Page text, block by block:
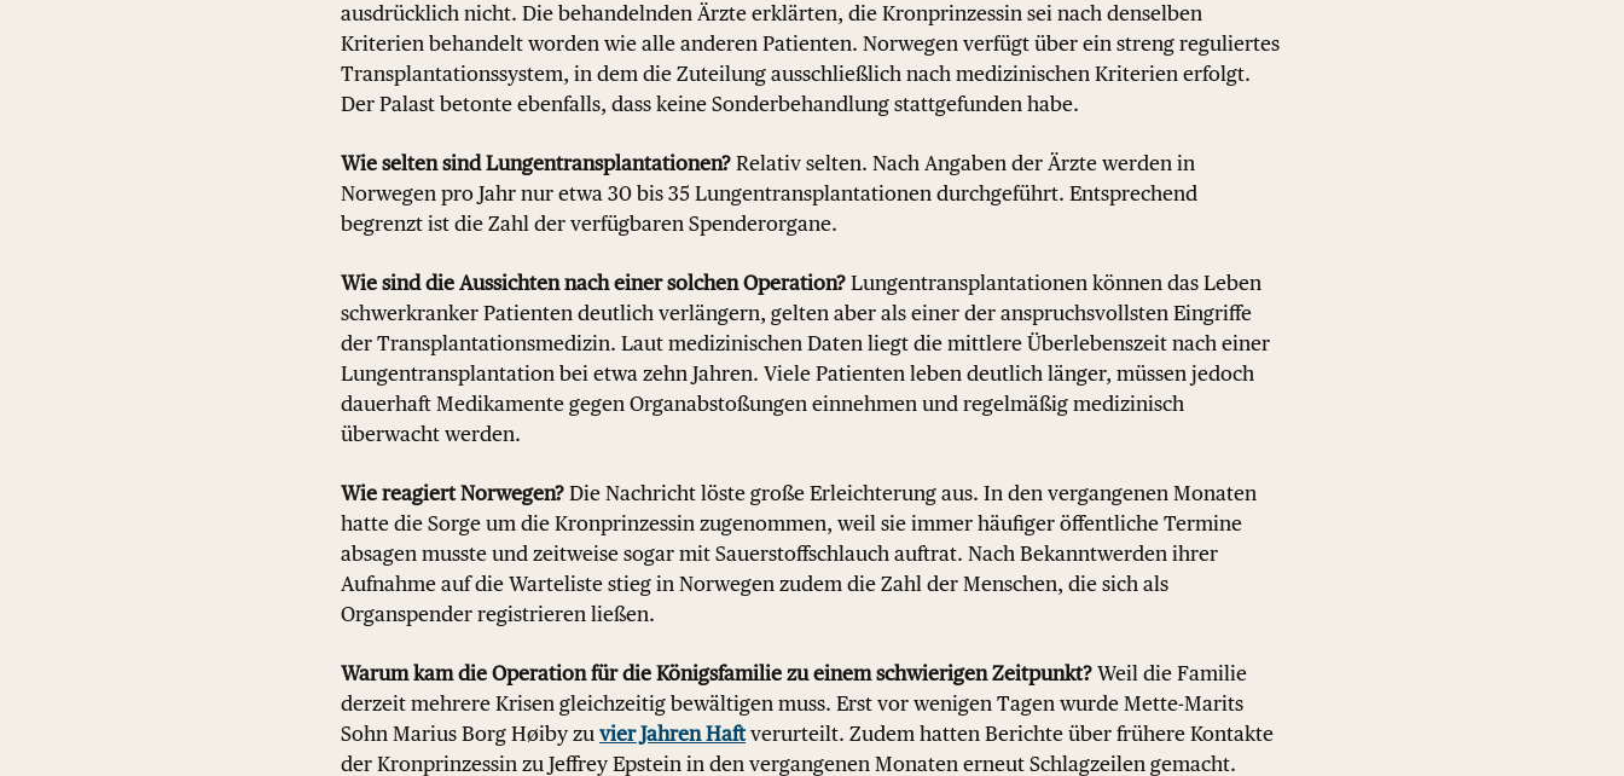
ausdrücklich nicht. Die behandelnden Ärzte erklärten, die Kronprinzessin sei nach denselben
Kriterien behandelt worden wie alle anderen Patienten. Norwegen verfügt über ein streng reguliertes
Transplantationssystem, in dem die Zuteilung ausschließlich nach medizinischen Kriterien erfolgt.
Der Palast betonte ebenfalls, dass keine Sonderbehandlung stattgefunden habe.
Wie selten sind Lungentransplantationen? Relativ selten. Nach Angaben der Ärzte werden in
Norwegen pro Jahr nur etwa 30 bis 35 Lungentransplantationen durchgeführt. Entsprechend
begrenzt ist die Zahl der verfügbaren Spenderorgane.
Wie sind die Aussichten nach einer solchen Operation? Lungentransplantationen können das Leben
schwerkranker Patienten deutlich verlängern, gelten aber als einer der anspruchsvollsten Eingriffe
der Transplantationsmedizin. Laut medizinischen Daten liegt die mittlere Überlebenszeit nach einer
Lungentransplantation bei etwa zehn Jahren. Viele Patienten leben deutlich länger, müssen jedoch
dauerhaft Medikamente gegen Organabstoßungen einnehmen und regelmäßig medizinisch
überwacht werden.
Wie reagiert Norwegen? Die Nachricht löste große Erleichterung aus. In den vergangenen Monaten
hatte die Sorge um die Kronprinzessin zugenommen, weil sie immer häufiger öffentliche Termine
absagen musste und zeitweise sogar mit Sauerstoffschlauch auftrat. Nach Bekanntwerden ihrer
Aufnahme auf die Warteliste stieg in Norwegen zudem die Zahl der Menschen, die sich als
Organspender registrieren ließen.
Warum kam die Operation für die Königsfamilie zu einem schwierigen Zeitpunkt? Weil die Familie
derzeit mehrere Krisen gleichzeitig bewältigen muss. Erst vor wenigen Tagen wurde Mette-Marits
Sohn Marius Borg Høiby zu vier Jahren Haftverurteilt. Zudem hatten Berichte über frühere Kontakte
der Kronprinzessin zu Jeffrey Epstein in den vergangenen Monaten erneut Schlagzeilen gemacht.